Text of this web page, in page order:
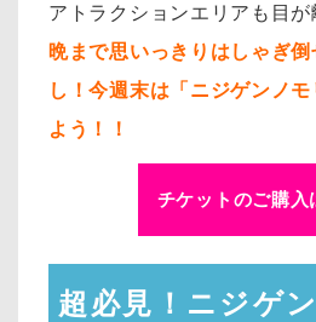
アトラクションエリアも目
晩まで思いっきりはしゃぎ
し！今週末は 「ニジゲンノ
よう！！
チケットのご購入
超必見！ニジゲ